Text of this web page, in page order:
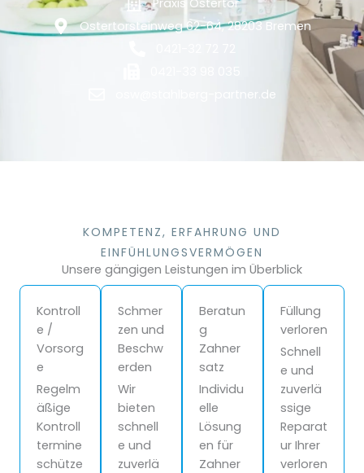
Ostertorsteinweg 62-64, 28203 Bremen
osw@stahlberg-partner.de
KOMPETENZ, ERFAHRUNG UND
EINFÜHLUNGSVERMÖGEN
Unsere gängigen Leistungen im Überblick
Kontroll
e /
Vorsorg
e
Regelm
äßige
Kontroll
termine
schütze
Schmer
zen und
Beschw
erden
Wir
bieten
schnell
e und
zuverlä
Beratun
g
Zahner
satz
Individu
elle
Lösung
en für
Zahner
Füllung
verloren
Schnell
e und
zuverlä
ssige
Reparat
ur Ihrer
verloren